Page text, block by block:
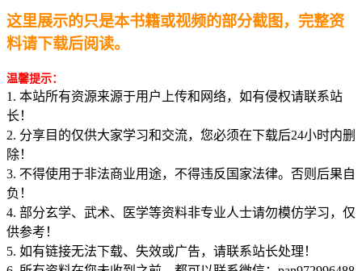
这里展示的只是本书籍或视频的部分截图，完整资
料请下载后阅读。
温馨提示：
1. 本站所有资源来源于用户上传和网络，如有侵权请联系站
长！
2. 分享目的仅供大家学习和交流，您必须在下载后24小时内删
除！
3. 不得使用于非法商业用途，不得违反国家法律。否则后果自
负！
4. 部分玄学、武术、医学等资料非专业人士请勿模仿学习，仅
供参考！
5. 如有链接无法下载、失效或广告，请联系站长处理！